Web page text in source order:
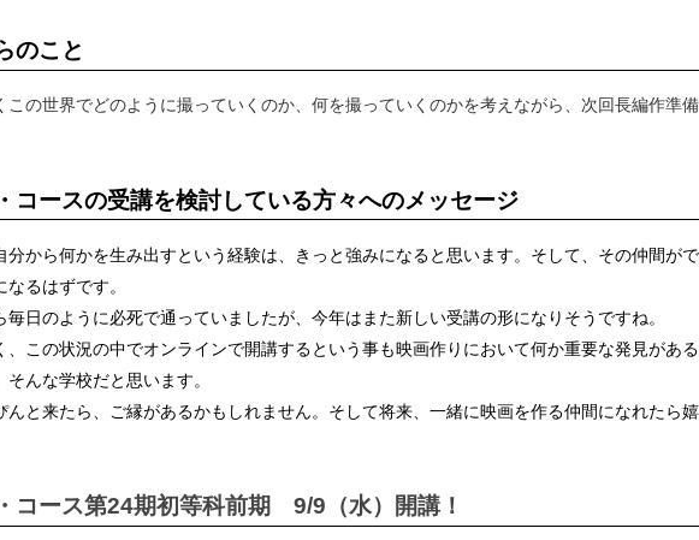
のこと
この世界でどのように撮っていくのか、何を撮っていくのかを考えながら、次回長編作準
コースの受講を検討している方々へのメッセージ
分から何かを生み出すという経験は、きっと強みになると思います。そして、その仲間がで
るはずです。
日のように必死で通っていましたが、今年はまた新しい受講の形になりそうですね。
、この状況の中でオンラインで開講するという事も映画作りにおいて何か重要な発見があ
んな学校だと思います。
んと来たら、ご縁があるかもしれません。そして将来、一緒に映画を作る仲間になれたら
コース第24期初等科前期 9/9（水）開講！